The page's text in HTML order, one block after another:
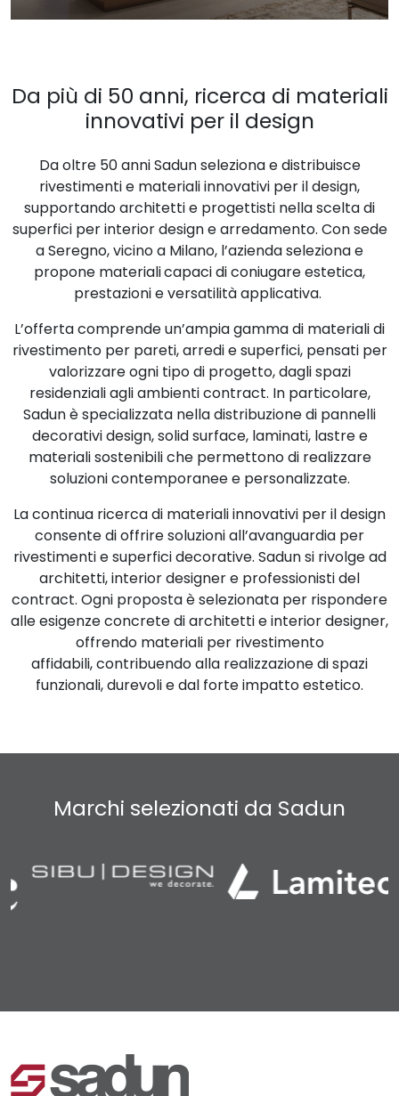
Da più di 50 anni, ricerca di materiali
innovativi per il design
Da oltre 50 anni Sadun seleziona e distribuisce
rivestimenti e materiali innovativi per il design,
supportando architetti e progettisti nella scelta di
superfici per interior design e arredamento. Con sede
a Seregno, vicino a Milano, l’azienda seleziona e
propone materialicapaci di coniugare estetica,
prestazioni e versatilità applicativa.
L’offerta comprende un’ampia gamma di materiali di
rivestimento per pareti, arredi e superfici, pensati per
valorizzare ogni tipo di progetto, dagli spazi
residenziali agli ambienti contract. In particolare,
Sadun è specializzata nella distribuzione di pannelli
decorativi design, solid surface, laminati, lastre e
materiali sostenibili che permettono di realizzare
soluzioni contemporanee e personalizzate.
La continua ricerca di materiali innovativi per il design
consente di offrire soluzioni all’avanguardia per
rivestimenti e superfici decorative. Sadun si rivolge ad
architetti, interior designer e professionisti del
contract. Ogni proposta è selezionata per rispondere
alle esigenze concrete di architetti e interior designer,
offrendo materiali per rivestimento
affidabili, contribuendo alla realizzazione di spazi
funzionali, durevoli e dal forte impatto estetico.
Marchi selezionati da Sadun